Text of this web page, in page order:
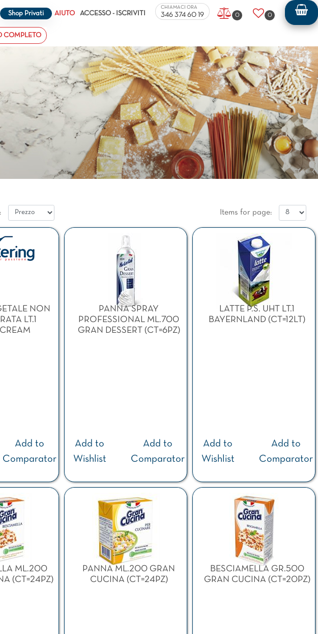
the other available filters.
Shop Privati AIUTO ACCESSO - ISCRIVITI
CHIAMACI ORA
346 374 60 19 0 0
COMPLETO
Items for page:
NON
LT.1
Add to
Comparator
PANNA SPRAY
PROFESSIONAL ML.700
GRAN DESSERT (CT=6PZ)
Add to
Wishlist
Add to
Comparator
LATTE P.S. UHT LT.1
BAYERNLAND (CT=12LT)
Add to
Wishlist
Add to
Comparator
ML.200
(CT=24PZ)
PANNA ML.200 GRAN
CUCINA (CT=24PZ)
BESCIAMELLA GR.500
GRAN CUCINA (CT=20PZ)